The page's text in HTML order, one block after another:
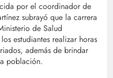
por el coordinador de
subrayó que la carrera
de Salud
estudiantes realizar horas
además de brindar
población.